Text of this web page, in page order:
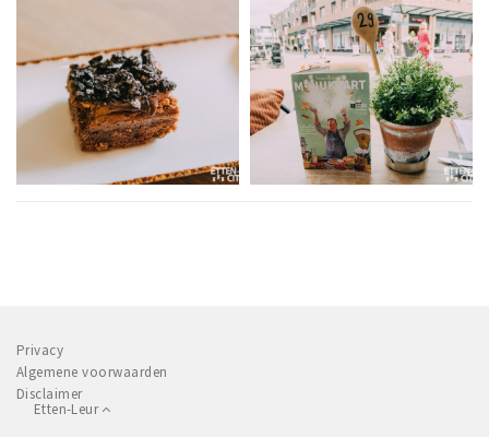
Privacy
Algemene voorwaarden
Disclaimer
Etten-Leur